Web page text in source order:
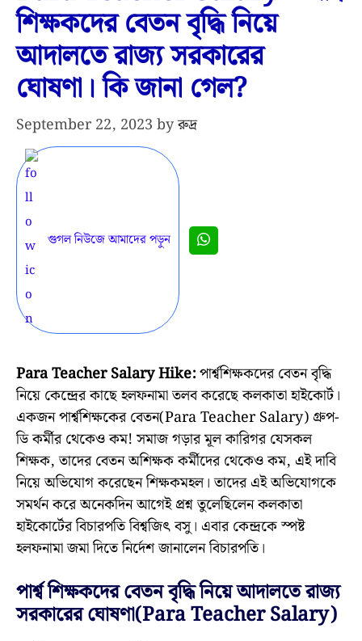
শিক্ষকদের বেতন বৃদ্ধি নিয়ে
আদালতে রাজ্য সরকারের
ঘোষণা। কি জানা গেল?
September 22, 2023 byরুদ্র
গুগল নিউজে আমাদের পড়ুন
Para Teacher Salary Hike:পার্শ্বশিক্ষকদের বেতন বৃদ্ধি
নিয়ে কেন্দ্রের কাছে হলফনামা তলব করেছে কলকাতা হাইকোর্ট।
একজন পার্শ্বশিক্ষকের বেতন(Para Teacher Salary) গ্রুপ-
ডি কর্মীর থেকেও কম! সমাজ গড়ার মূল কারিগর যেসকল
শিক্ষক, তাদের বেতন অশিক্ষক কর্মীদের থেকেও কম, এই দাবি
নিয়ে অভিযোগ করেছেন শিক্ষকমহল। তাদের এই অভিযোগকে
সমর্থন করে অনেকদিন আগেই প্রশ্ন তুলেছিলেন কলকাতা
হাইকোর্টের বিচারপতি বিশ্বজিৎ বসু। এবার কেন্দ্রকে স্পষ্ট
হলফনামা জমা দিতে নির্দেশ জানালেন বিচারপতি।
পার্শ্ব শিক্ষকদের বেতন বৃদ্ধি নিয়ে আদালতে রাজ্য
সরকারের ঘোষণা(Para Teacher Salary)